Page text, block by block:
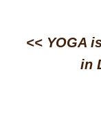
<< YOGA
in